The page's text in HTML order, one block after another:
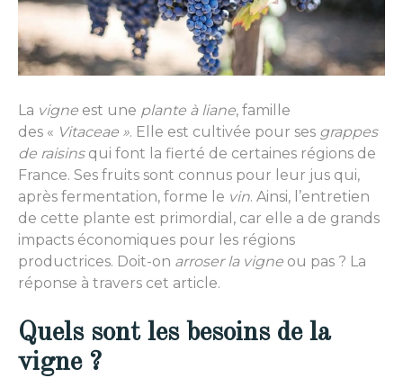
La vigne est une plante à liane, famille
des « Vitaceae ». Elle est cultivée pour ses grappes
de raisinsqui font la fierté de certaines régions de
France. Ses fruits sont connus pour leur jus qui,
après fermentation, forme le vin. Ainsi, l’entretien
de cette plante est primordial, car elle a de grands
impacts économiques pour les régions
productrices. Doit-on arroser la vigne ou pas ? La
réponse à travers cet article.
Quels sont les besoins de la
vigne ?